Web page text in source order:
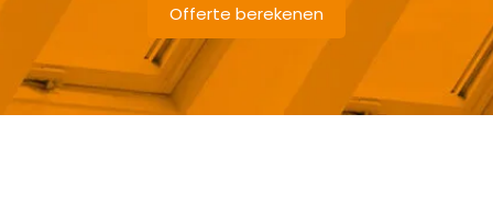
Offerte berekenen